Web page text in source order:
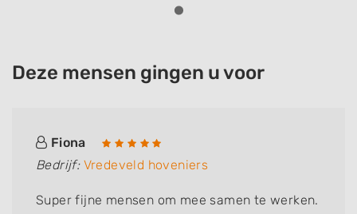
Deze mensen gingen u voor
Fiona
Bedrijf: Vredeveld hoveniers
Super fijne mensen om mee samen te werken.